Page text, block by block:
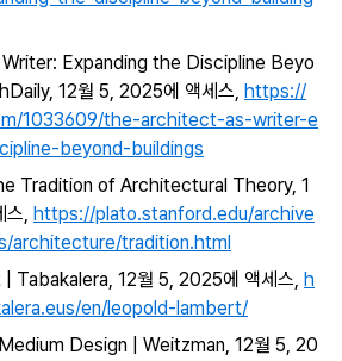
Expanding the Discipline Beyo
12월 5, 2025에 액세스, https://
1033609/the-architect-as-writer-e
beyond-buildings
Tradition of Architectural Theory, 1
스, https://plato.stanford.edu/archive
architecture/tradition.html
Tabakalera, 12월 5, 2025에 액세스, h
en/leopold-lambert/
Design | Weitzman, 12월 5, 20